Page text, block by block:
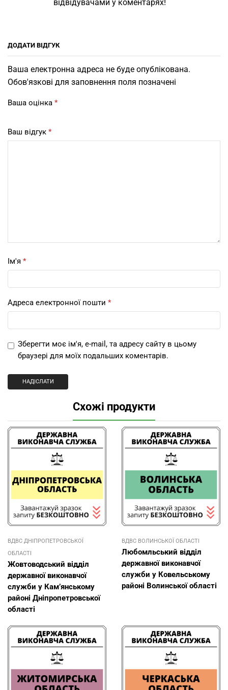
відвідувачами у коментарях!
ДОДАТИ ВІДГУК
Ваша електронна адреса не буде опублікована.
Обов'язкові для заповнення поля позначені
Ваша оцінка *
Ваш відгук *
Ім'я *
Адреса електронної пошти *
Зберегти моє ім'я, e-mail, та адресу сайту в цьому
браузері для моїх подальших коментарів.
Схожі продукти
ВДВС ДНІПРОПЕТРОВСЬКОЇ
ОБЛАСТІ
Жовтоводський відділ
державної виконавчої
служби у Кам’янському
районі Дніпропетровської
області
ВДВС ВОЛИНСЬКОЇ ОБЛАСТІ
Любомльський відділ
державної виконавчої
служби у Ковельському
районі Волинської області